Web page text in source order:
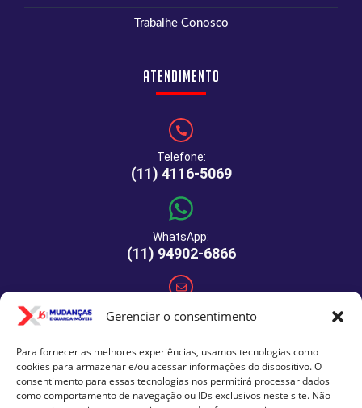
Gerenciar o consentimento
Para fornecer as melhores experiências, usamos tecnologias como
cookies para armazenar e/ou acessar informações do dispositivo. O
consentimento para essas tecnologias nos permitirá processar dados
como comportamento de navegação ou IDs exclusivos neste site. Não
Trabalhe Conosco
Atendimento
Telefone:
(11) 4116-5069
WhatsApp:
(11) 94902-6866
E-mail:
Rua Manuel de Macedo, 64 - São Paulo - SP - CEP: 04459-